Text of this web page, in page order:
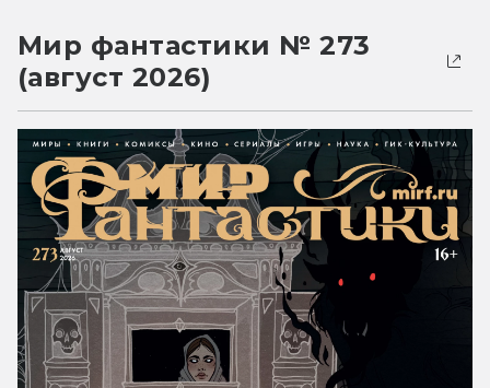
Мир фантастики № 273
(август 2026)